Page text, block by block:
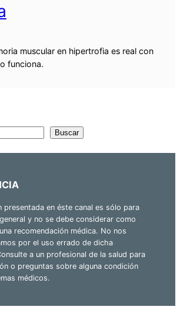
muscular en hipertrofia es real con
funciona.
Buscar
presentada en éste canal es sólo para
y no se debe considerar como
recomendación médica. No nos
por el uso errado de dicha
a un profesional de la salud para
o preguntas sobre alguna condición
médicos.